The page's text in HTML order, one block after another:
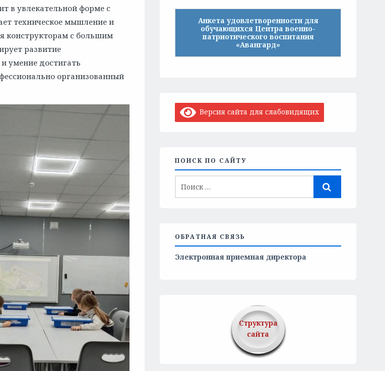
в увлекательной форме с
техническое мышление и
конструкторам с большим
развитие
умение достигать
организованный
Анкета удовлетворенности для
обучающихся Центра военно-
патриотического воспитания
«Авангард»
Версия сайта для слабовидящих
ПОИСК ПО САЙТУ
ОБРАТНАЯ СВЯЗЬ
Электронная приемная директора
Структура
сайта